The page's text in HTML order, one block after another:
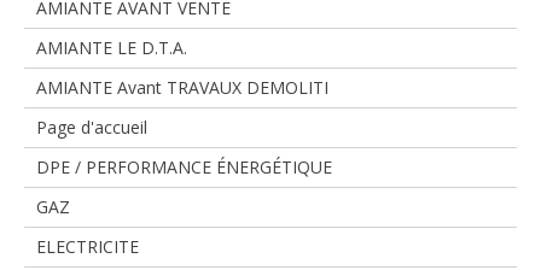
AMIANTE AVANT VENTE
AMIANTE LE D.T.A.
AMIANTE Avant TRAVAUX DEMOLITI
Page d'accueil
DPE / PERFORMANCE ÉNERGÉTIQUE
GAZ
ELECTRICITE